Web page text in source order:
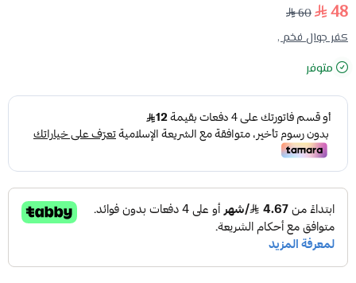
48
60
كفر جوال فخم ,
متوفر